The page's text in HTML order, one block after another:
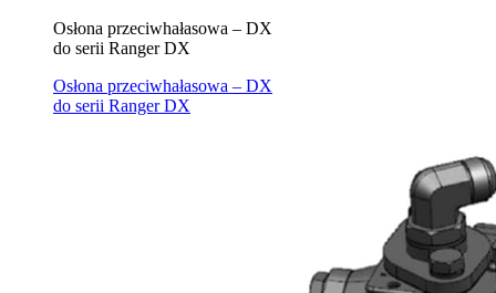
Osłona przeciwhałasowa – DX
do serii Ranger DX
Osłona przeciwhałasowa – DX
do serii Ranger DX